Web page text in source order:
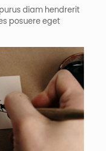
diam hendrerit
posuere eget